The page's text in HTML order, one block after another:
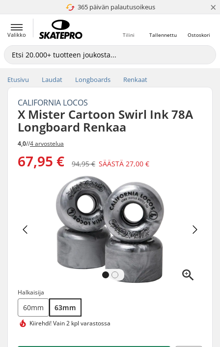
365 päivän palautusoikeus
4.8 / 5 ×
Valikko Ostoskori
Tallennettu
Tilini
Etusivu Laudat Longboards Renkaat
CALIFORNIA LOCOS
X Mister Cartoon Swirl Ink 78A
Longboard Renkaa
4,0//4 arvostelua
67,95 € 94,95 € SÄÄSTÄ 27,00 €
Halkaisija
60mm 63mm
Kiirehdi!Vain 2 kpl varastossa